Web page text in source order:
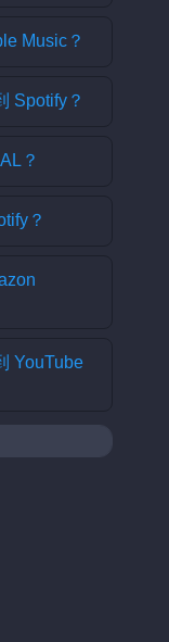
Music？
Spotify？
？
？
YouTube